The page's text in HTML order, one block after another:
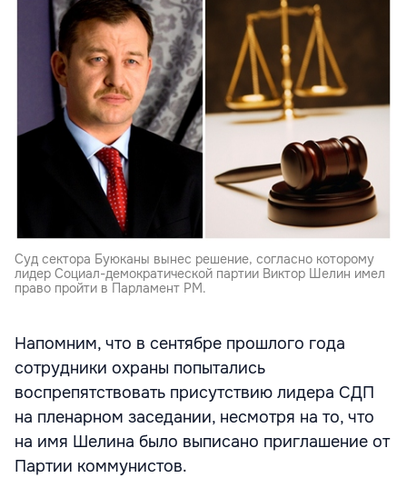
Суд сектора Буюканы вынес решение, согласно которому
лидер Социал-демократической партии Виктор Шелин имел
право пройти в Парламент РМ.
Напомним, что в сентябре прошлого года
сотрудники охраны попытались
воспрепятствовать присутствию лидера СДП
на пленарном заседании, несмотря на то, что
на имя Шелина было выписано приглашение от
Партии коммунистов.